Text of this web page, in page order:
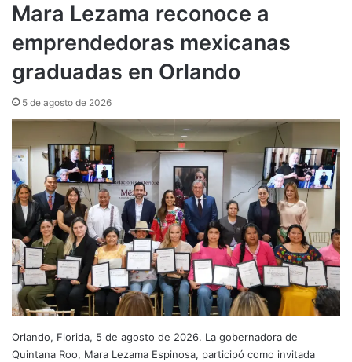
Mara Lezama reconoce a
emprendedoras mexicanas
graduadas en Orlando
5 de agosto de 2026
Orlando, Florida, 5 de agosto de 2026. La gobernadora de
Quintana Roo, Mara Lezama Espinosa, participó como invitada